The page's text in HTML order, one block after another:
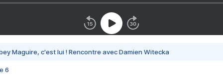
Maguire, c'est lui ! Rencontre avec Damien Witecka
6